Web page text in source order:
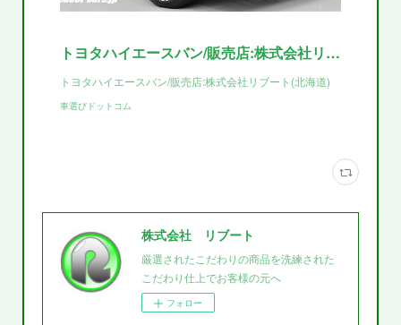
トヨタハイエースバン/販売店:株式会社リブート
トヨタハイエースバン/販売店:株式会社リブート(北海道)
車選びドットコム
株式会社 リブート
厳選されたこだわりの商品を洗練された
こだわり仕上でお客様の元へ
フォロー